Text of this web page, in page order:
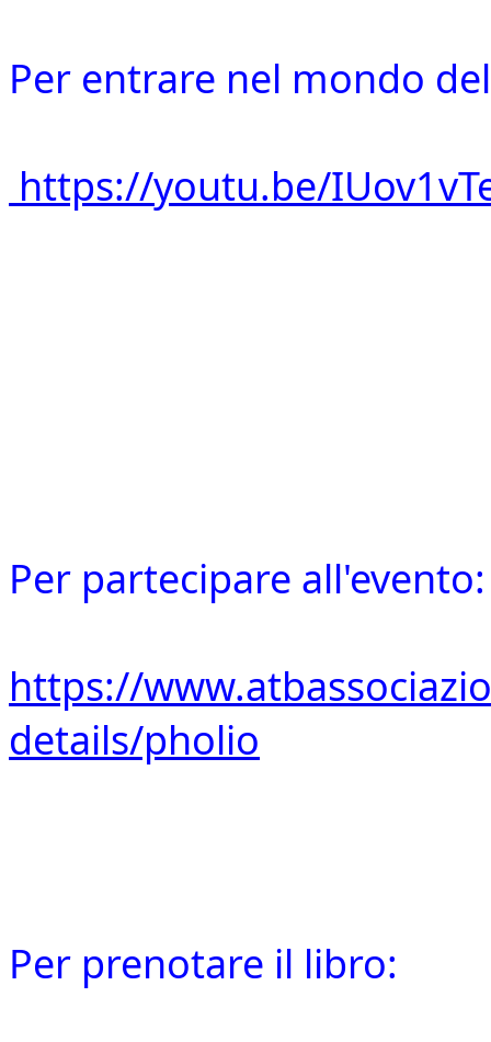
Per entrare nel mondo
https://youtu.be/
Per partecipare
https://
details/pholio
Per prenotare il libro: